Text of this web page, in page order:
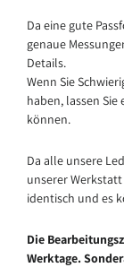
Da eine gute
genaue
Details.
Wenn Sie
haben, lassen
können.
Da alle unsere
unserer
identisch und es
Die
Werktage.